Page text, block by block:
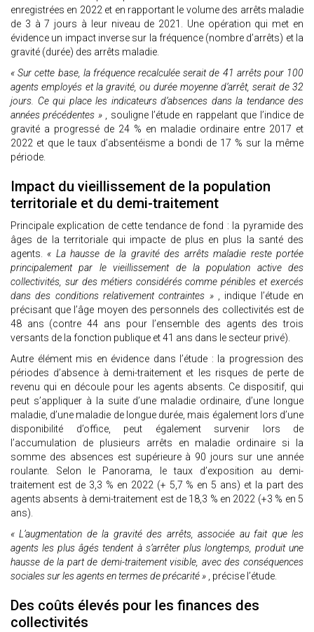
enregistrées en 2022 et en rapportant le volume des arrêts maladie
de 3 à 7 jours à leur niveau de 2021. Une opération qui met en
évidence un impact inverse sur la fréquence (nombre d’arrêts) et la
gravité (durée) des arrêts maladie.
« Sur cette base, la fréquence recalculée serait de 41 arrêts pour 100
agents employés et la gravité, ou durée moyenne d’arrêt, serait de 32
jours. Ce qui place les indicateurs d’absences dans la tendance des
années précédentes » , souligne l’étude en rappelant que l’indice de
gravité a progressé de 24 % en maladie ordinaire entre 2017 et
2022 et que le taux d’absentéisme a bondi de 17 % sur la même
période.
Impact du vieillissement de la population
territoriale et du demi-traitement
Principale explication de cette tendance de fond : la pyramide des
âges de la territoriale qui impacte de plus en plus la santé des
agents. « La hausse de la gravité des arrêts maladie reste portée
principalement par le vieillissement de la population active des
collectivités, sur des métiers considérés comme pénibles et exercés
dans des conditions relativement contraintes » , indique l’étude en
précisant que l’âge moyen des personnels des collectivités est de
48 ans (contre 44 ans pour l’ensemble des agents des trois
versants de la fonction publique et 41 ans dans le secteur privé).
Autre élément mis en évidence dans l’étude : la progression des
périodes d’absence à demi-traitement et les risques de perte de
revenu qui en découle pour les agents absents. Ce dispositif, qui
peut s’appliquer à la suite d’une maladie ordinaire, d’une longue
maladie, d’une maladie de longue durée, mais également lors d’une
disponibilité d’office, peut également survenir lors de
l’accumulation de plusieurs arrêts en maladie ordinaire si la
somme des absences est supérieure à 90 jours sur une année
roulante. Selon le Panorama, le taux d’exposition au demi-
traitement est de 3,3 % en 2022 (+ 5,7 % en 5 ans) et la part des
agents absents à demi-traitement est de 18,3 % en 2022 (+3 % en 5
ans).
« L’augmentation de la gravité des arrêts, associée au fait que les
agents les plus âgés tendent à s’arrêter plus longtemps, produit une
hausse de la part de demi-traitement visible, avec des conséquences
sociales sur les agents en termes de précarité » , précise l’étude.
Des coûts élevés pour les finances des
collectivités